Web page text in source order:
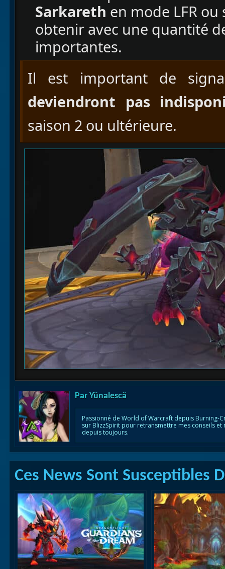
Sarkareth en mode LFR
obtenir avec une quantité
importantes.
Il est important de
deviendront pas
saison 2 ou ultérieure.
Par Yünalescä
Passionné de World of Warcraft depuis Burning-
sur BlizzSpirit pour retransmettre mes conseils
depuis toujours.
Ces News Sont Susceptibles